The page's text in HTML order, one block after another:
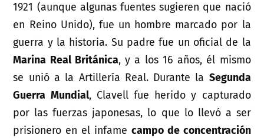
1921 (aunque algunas fuentes sugieren que nació
en Reino Unido), fue un hombre marcado por la
guerra y la historia. Su padre fue un oficial de la
Marina Real Británica, y a los 16 años, él mismo
se unió a la Artillería Real. Durante la Segunda
Guerra Mundial, Clavell fue herido y capturado
por las fuerzas japonesas, lo que lo llevó a ser
prisionero en el infame campo de concentración